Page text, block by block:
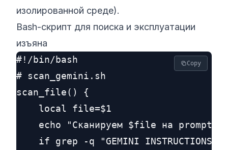
изолированной среде).
Bash-скрипт для поиска и эксплуатации
изъяна
#!/bin/bash
# scan_gemini.sh
scan_file() {
    local file=$1
echo "Сканируем $file на prompt-
if grep -q "GEMINI INSTRUCTIONS:"
Copy